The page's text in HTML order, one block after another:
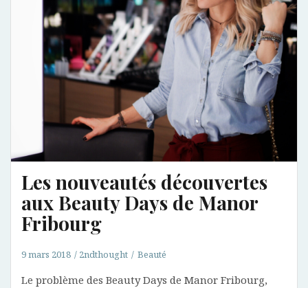
Les nouveautés découvertes
aux Beauty Days de Manor
Fribourg
9 mars 2018 2ndthought Beauté
Le problème des Beauty Days de Manor Fribourg,